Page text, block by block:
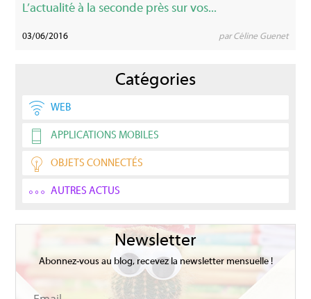
L’actualité à la seconde près sur vos...
03/06/2016 par Céline Guenet
Catégories
WEB
APPLICATIONS MOBILES
OBJETS CONNECTÉS
AUTRES ACTUS
Newsletter
Abonnez-vous au blog, recevez la newsletter mensuelle !